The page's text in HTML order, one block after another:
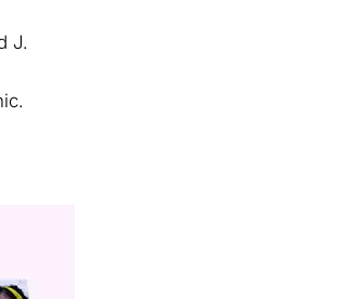
J.